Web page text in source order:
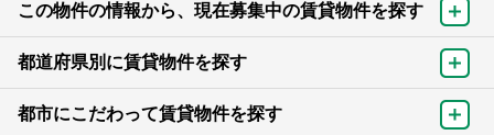
この物件の情報から、現在募集中の賃貸物件を探す
都道府県別に賃貸物件を探す
都市にこだわって賃貸物件を探す